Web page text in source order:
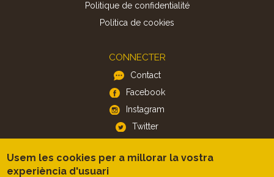
Politique de confidentialité
Politica de cookies
CONNECTER
Contact
Facebook
Instagram
Twitter
APP
Usem les cookies per a millorar la vostra
experiència d'usuari